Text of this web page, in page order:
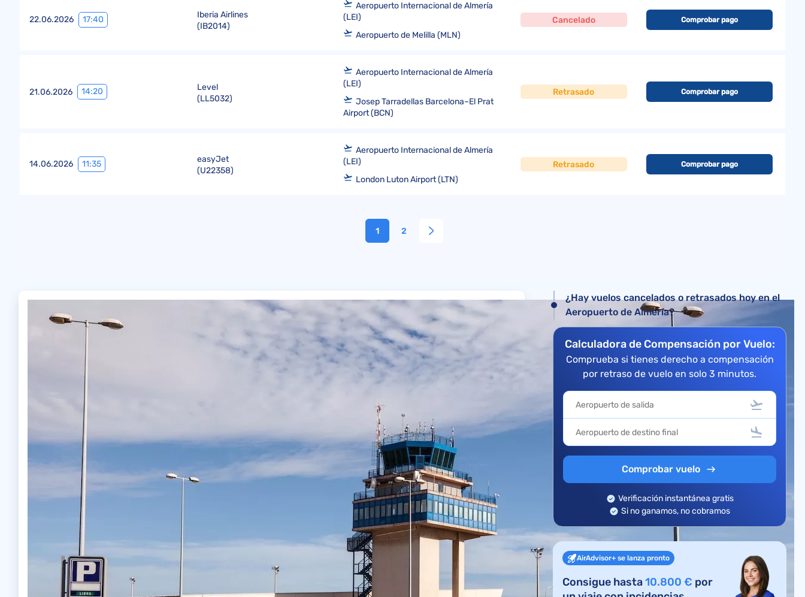
22.06.2026 17:40
Iberia Airlines
(IB2014)
Aeropuerto Internacional de Almería
(LEI)
Aeropuerto de Melilla (MLN)
Cancelado Comprobar pago
21.06.2026 14:20
Level
(LL5032)
Aeropuerto Internacional de Almería
(LEI)
Josep Tarradellas Barcelona–El Prat
Airport (BCN)
Retrasado Comprobar pago
14.06.2026 11:35
easyJet
(U22358)
Aeropuerto Internacional de Almería
(LEI)
London Luton Airport (LTN)
Retrasado Comprobar pago
1 2
¿Hay vuelos cancelados o retrasados hoy en el
Aeropuerto de Almería?
Calculadora de Compensación por Vuelo:
Comprueba si tienes derecho a compensación
por retraso de vuelo en solo 3 minutos.
Comprobar vuelo
Verificación instantánea gratis
Si no ganamos, no cobramos
AirAdvisor+ se lanza pronto
Consigue hasta10.800 € por